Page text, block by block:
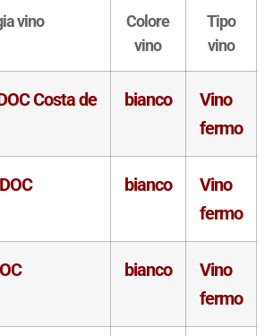
vino
Colore
vino
Tipo
vino
Costa de
bianco
Vino
fermo
bianco
Vino
fermo
bianco
Vino
fermo